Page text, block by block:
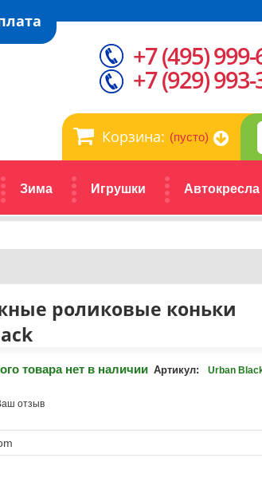
Корзина: (пусто)
Зима Игрушки Автокресла
+7 (495)
+7 (929)
роликовые коньки
товара нет в наличии Артикул: Urban
отзыв